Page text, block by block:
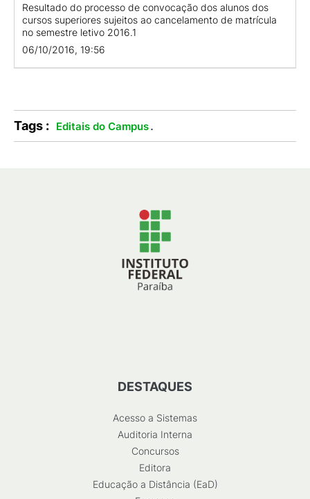
Resultado do processo de convocação dos alunos dos
cursos superiores sujeitos ao cancelamento de matrícula
no semestre letivo 2016.1
06/10/2016, 19:56
Tags : Editais do Campus.
DESTAQUES
Acesso a Sistemas
Auditoria Interna
Concursos
Editora
Educação a Distância (EaD)